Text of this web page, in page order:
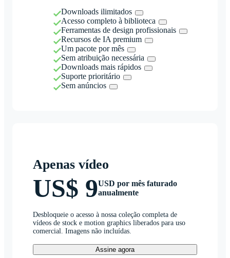
Downloads ilimitados
Acesso completo à biblioteca
Ferramentas de design profissionais
Recursos de IA premium
Um pacote por mês
Sem atribuição necessária
Downloads mais rápidos
Suporte prioritário
Sem anúncios
Apenas vídeo
US$ 9USD por mês faturado
anualmente
Desbloqueie o acesso à nossa coleção completa de
vídeos de stock e motion graphics liberados para uso
comercial. Imagens não incluídas.
Assine agora